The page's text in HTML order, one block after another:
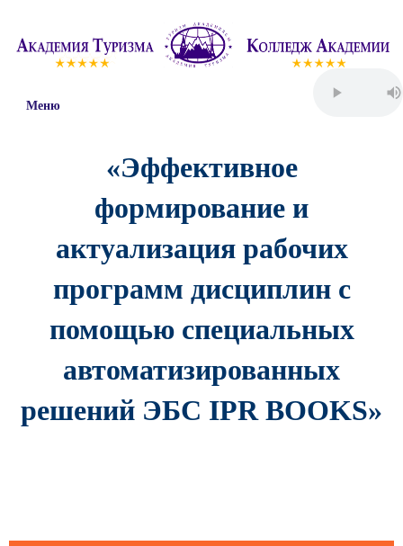
Меню
«Эффективное
формирование и
актуализация рабочих
программ дисциплин с
помощью специальных
автоматизированных
решений ЭБС IPR BOOKS»